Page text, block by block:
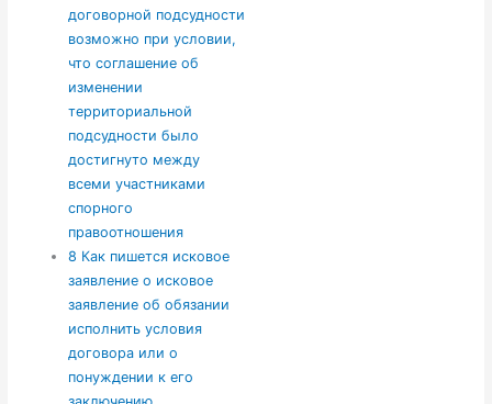
договорной подсудности
возможно при условии,
что соглашение об
изменении
территориальной
подсудности было
достигнуто между
всеми участниками
спорного
правоотношения
8 Как пишется исковое
заявление о исковое
заявление об обязании
исполнить условия
договора или о
понуждении к его